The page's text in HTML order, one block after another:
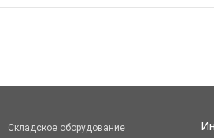
Складское оборудование